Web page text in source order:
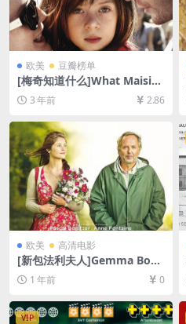
欧美 豆瓣榜单
[梅奇知道什么]What Maisie
Knew (2012)[百度网盘+夸克
网盘1080P超清未删减资源]
[网盘在线播放/下载][MP4/6.
3GB][中英字幕]
3 年前 2.86
欧美 高清电影
[新包法利夫人]Gemma Bove
ry (2014)[百度网盘+夸克网盘
1080P超清未删减资源][网盘
在线播放/下载][MP4/6.7GB]
[中英字幕]
1 年前 0
VIP